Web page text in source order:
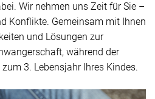
Wir nehmen uns Zeit für Sie –
Konflikte. Gemeinsam mit Ihnen
und Lösungen zur
während der
3. Lebensjahr Ihres Kindes.